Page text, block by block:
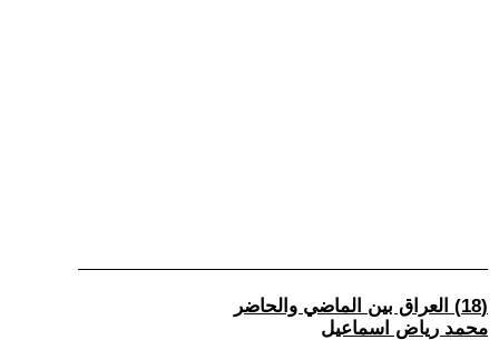
(18) العراق بين الماضي والحاضر
محمد رياض اسماعيل